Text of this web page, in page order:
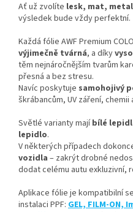
Ať už zvolíte lesk, mat,
výsledek bude vždy perfektní.
Každá fólie AWF Premium
výjimečně tvárná, a díky
těm nejnáročnějším tvarům
přesná a bez stresu.
Navíc poskytuje samohojivý
škrábancům, UV záření,
Světlé varianty majíbílé
lepidlo.
V některých případech
vozidla – zakrýt drobné
dodat celému autu exkluzivní,
Aplikace fólie je kompatibilní
instalaci PPF: GEL, FILM-ON,